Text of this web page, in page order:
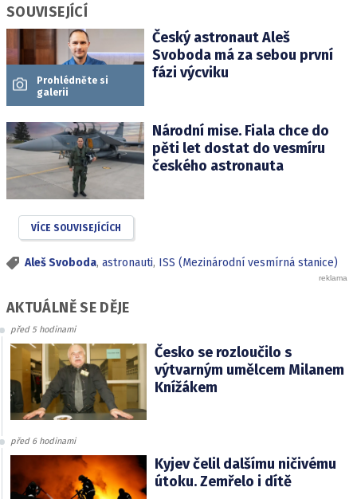
SOUVISEJÍCÍ
Prohlédněte si
galerii
Český astronaut Aleš
Svoboda má za sebou první
fázi výcviku
Národní mise. Fiala chce do
pěti let dostat do vesmíru
českého astronauta
VÍCE SOUVISEJÍCÍCH
Aleš Svoboda, astronauti, ISS (Mezinárodní vesmírná stanice)
AKTUÁLNĚ SE DĚJE
před 5 hodinami
Česko se rozloučilo s
výtvarným umělcem Milanem
Knížákem
před 6 hodinami
Kyjev čelil dalšímu ničivému
útoku. Zemřelo i dítě